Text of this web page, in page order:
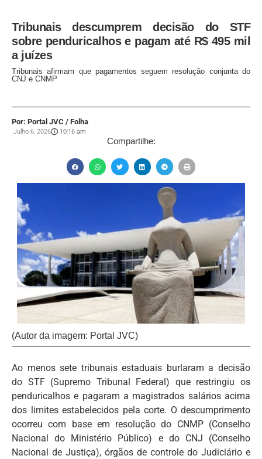
Tribunais descumprem decisão do STF
sobre penduricalhos e pagam até R$ 495 mil
a juízes
Tribunais afirmam que pagamentos seguem resolução conjunta do
CNJ e CNMP
Por: Portal JVC / Folha
Julho 6, 2026 10:16 am
Compartilhe:
(Autor da imagem: Portal JVC)
Ao menos sete tribunais estaduais burlaram a decisão
do STF (Supremo Tribunal Federal) que restringiu os
penduricalhos e pagaram a magistrados salários acima
dos limites estabelecidos pela corte. O descumprimento
ocorreu com base em resolução do CNMP (Conselho
Nacional do Ministério Público) e do CNJ (Conselho
Nacional de Justiça), órgãos de controle do Judiciário e